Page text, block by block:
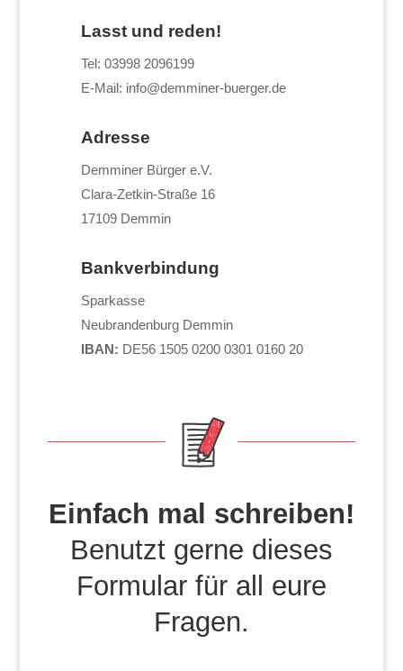
Lasst und reden!
Tel: 03998 2096199
E-Mail: info@demminer-buerger.de
Adresse
Demminer Bürger e.V.
Clara-Zetkin-Straße 16
17109 Demmin
Bankverbindung
Sparkasse
Neubrandenburg Demmin
IBAN: DE56 1505 0200 0301 0160 20
Einfach mal schreiben!
Benutzt gerne dieses
Formular für all eure
Fragen.